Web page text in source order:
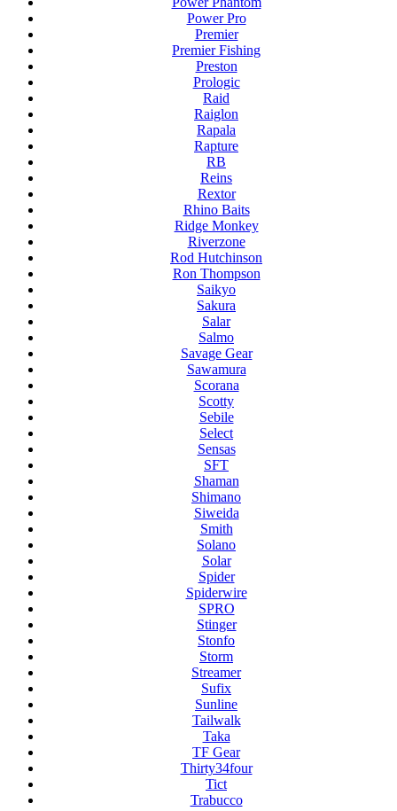
Power Pro
Premier
Premier Fishing
Preston
Prologic
Raid
Raiglon
Rapala
Rapture
RB
Reins
Rextor
Rhino Baits
Ridge Monkey
Riverzone
Rod Hutchinson
Ron Thompson
Saikyo
Sakura
Salar
Salmo
Savage Gear
Sawamura
Scorana
Scotty
Sebile
Select
Sensas
SFT
Shaman
Shimano
Siweida
Smith
Solano
Solar
Spider
Spiderwire
SPRO
Stinger
Stonfo
Storm
Streamer
Sufix
Sunline
Tailwalk
Taka
TF Gear
Thirty34four
Tict
Trabucco